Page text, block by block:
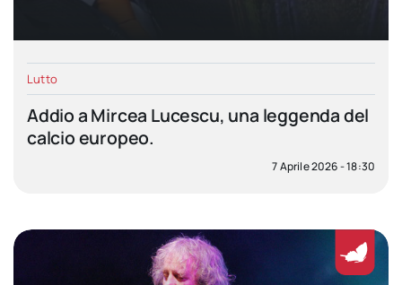
Lutto
Addio a Mircea Lucescu, una leggenda del
calcio europeo.
7 Aprile 2026 - 18:30